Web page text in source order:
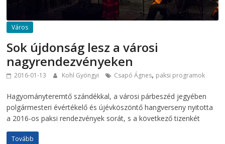
Város
Sok újdonság lesz a városi
nagyrendezvényeken
2016-01-13 Kohl Gyöngyi Csapó Ágnes, paksi programok
Hagyományteremtő szándékkal, a városi párbeszéd jegyében
polgármesteri évértékelő és újévköszöntő hangverseny nyitotta
a 2016-os paksi rendezvények sorát, s a következő tizenkét
Tovább